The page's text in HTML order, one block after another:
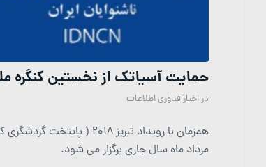
حمایت آسیاتک از نخستین کنگره ملی
دراخبار فناوری اطلاعات
مرداد ماه سال جاری برگزار می شود.